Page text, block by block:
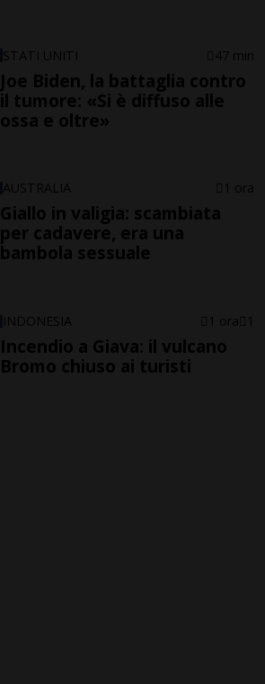
STATI UNITI 47 min
Joe Biden, la battaglia contro
il tumore: «Si è diffuso alle
ossa e oltre»
AUSTRALIA 1 ora
Giallo in valigia: scambiata
per cadavere, era una
bambola sessuale
INDONESIA 1 ora 1
Incendio a Giava: il vulcano
Bromo chiuso ai turisti